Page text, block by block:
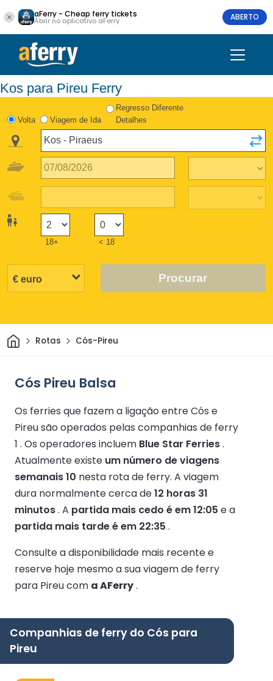
aFerry - Cheap ferry tickets
Abrir no aplicativo aFerry ABERTO
Kos para Pireu Ferry
Volta Viagem de Ida
Regresso Diferente
Detalhes
18+ < 18
Procurar
CasaRotas Cós-Pireu
Cós Pireu Balsa
Os ferries que fazem a ligação entre Cós e
Pireu são operados pelas companhias de ferry
1 . Os operadores incluem Blue Star Ferries.
Atualmente existe um número de viagens
semanais 10 nesta rota de ferry. A viagem
dura normalmente cerca de12 horas 31
minutos. A partida mais cedo é em 12:05 e a
partida mais tarde é em 22:35 .
Consulte a disponibilidade mais recente e
reserve hoje mesmo a sua viagem de ferry
para Pireu com a AFerry.
Companhias de ferry do Cós para
Pireu